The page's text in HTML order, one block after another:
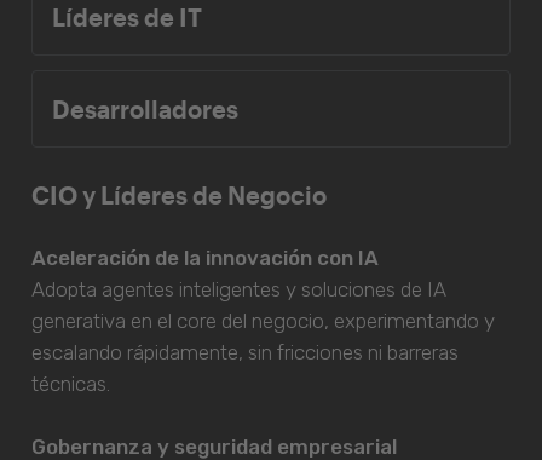
Líderes de IT
Desarrolladores
CIO y Líderes de Negocio
Aceleración de la innovación con IA
Adopta agentes inteligentes y soluciones de IA
generativa en el core del negocio, experimentando y
escalando rápidamente, sin fricciones ni barreras
técnicas.
Gobernanza y seguridad empresarial